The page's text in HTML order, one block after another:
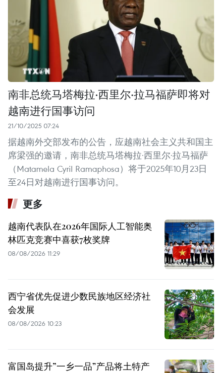
南非总统马塔梅拉·西里尔·拉马福萨即将对
越南进行国事访问
21/10/2025 07:24
据越南外交部发布的公告，应越南社会主义共和国主
席梁强的邀请，南非总统马塔梅拉·西里尔·拉马福萨
（Matamela Cyril Ramaphosa）将于2025年10月23日
至24日对越南进行国事访问。
更多
越南代表队在2026年国际人工智能奥
林匹克竞赛中喜获7枚奖牌
08/08/2026 11:29
西宁省优先促进少数民族地区经济社
会发展
08/08/2026 10:23
富国岛提升”一乡一品”产品将土特产